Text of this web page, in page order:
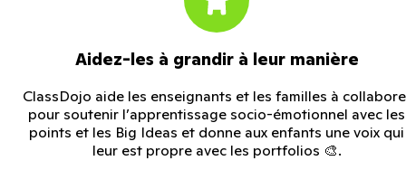
Aidez-les à grandir à leur manière
ClassDojo aide les enseignants et les familles à
pour soutenir l’apprentissage socio-émotionnel avec les
points et les Big Ideas et donne aux enfants une voix qui
leur est propre avec les portfolios 🎨.